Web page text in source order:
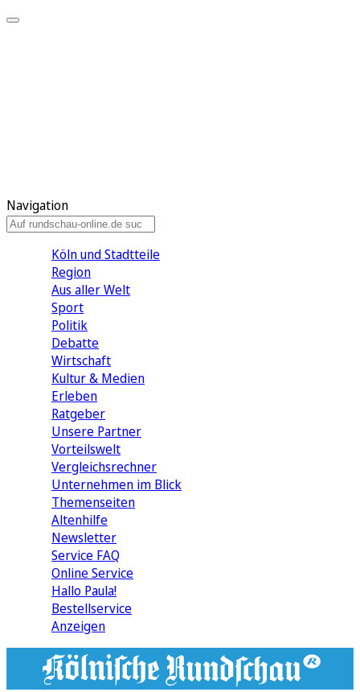
Navigation
Köln und Stadtteile
Region
Aus aller Welt
Sport
Politik
Debatte
Wirtschaft
Kultur & Medien
Erleben
Ratgeber
Unsere Partner
Vorteilswelt
Vergleichsrechner
Unternehmen im Blick
Themenseiten
Altenhilfe
Newsletter
Service FAQ
Online Service
Hallo Paula!
Bestellservice
Anzeigen